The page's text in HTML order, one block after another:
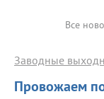
Все
Провожаем
Заводные